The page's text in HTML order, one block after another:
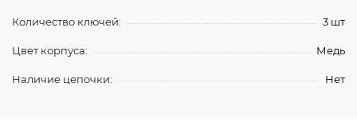
Количество ключей: 3 шт
Цвет корпуса: Медь
Наличие цепочки: Нет